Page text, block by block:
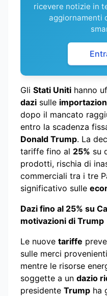
ricevere notizie in
aggiornamenti
Gli Stati Uniti hanno
dazi sulle
dopo il mancato
entro la scadenza
Donald Trump. La
tariffe fino al 25% su
prodotti, rischia di
commerciali tra i tre
significativo sulle
Dazi fino al 25% su
motivazioni di Trump
Le nuove tariffe
sulle merci
mentre le risorse
soggette a un dazio
presidente Trump ha